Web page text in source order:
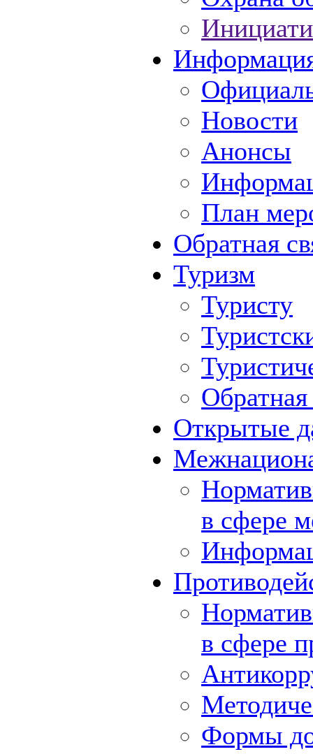
Новости
Анонсы
План
Обратная
Туризм
Туристу
Обратная
Открытые
в сфере
в сфере
Формы